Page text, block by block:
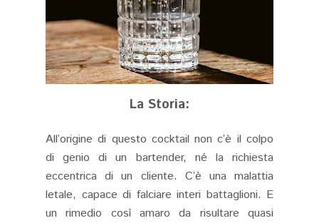
La Storia:
All’origine di questo cocktail non c’è il colpo
di genio di un bartender, né la richiesta
eccentrica di un cliente. C’è una malattia
letale, capace di falciare interi battaglioni. E
un rimedio così amaro da risultare quasi